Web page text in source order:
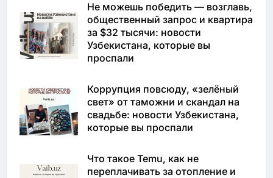
Не можешь победить — возглавь,
общественный запрос и квартира
за $32 тысячи: новости
Узбекистана, которые вы
проспали
Коррупция повсюду, «зелёный
свет» от таможни и скандал на
свадьбе: новости Узбекистана,
которые вы проспали
Что такое Temu, как не
переплачивать за отопление и